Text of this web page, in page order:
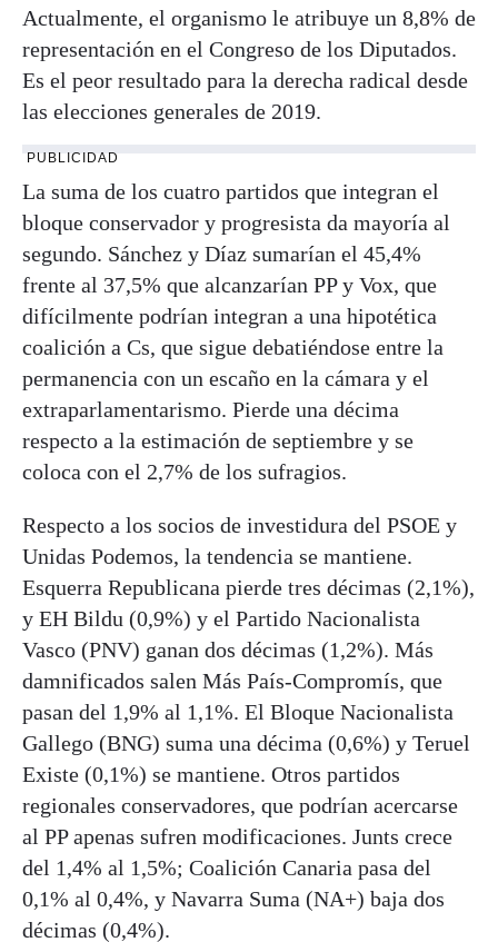
Actualmente, el organismo le atribuye un 8,8% de
representación en el Congreso de los Diputados.
Es el peor resultado para la derecha radical desde
las elecciones generales de 2019.
PUBLICIDAD
La suma de los cuatro partidos que integran el
bloque conservador y progresista da mayoría al
segundo. Sánchez y Díaz sumarían el 45,4%
frente al 37,5% que alcanzarían PP y Vox, que
difícilmente podrían integran a una hipotética
coalición a Cs, que sigue debatiéndose entre la
permanencia con un escaño en la cámara y el
extraparlamentarismo. Pierde una décima
respecto a la estimación de septiembre y se
coloca con el 2,7% de los sufragios.
Respecto a los socios de investidura del PSOE y
Unidas Podemos, la tendencia se mantiene.
Esquerra Republicana pierde tres décimas (2,1%),
y EH Bildu (0,9%) y el Partido Nacionalista
Vasco (PNV) ganan dos décimas (1,2%). Más
damnificados salen Más País-Compromís, que
pasan del 1,9% al 1,1%. El Bloque Nacionalista
Gallego (BNG) suma una décima (0,6%) y Teruel
Existe (0,1%) se mantiene. Otros partidos
regionales conservadores, que podrían acercarse
al PP apenas sufren modificaciones. Junts crece
del 1,4% al 1,5%; Coalición Canaria pasa del
0,1% al 0,4%, y Navarra Suma (NA+) baja dos
décimas (0,4%).